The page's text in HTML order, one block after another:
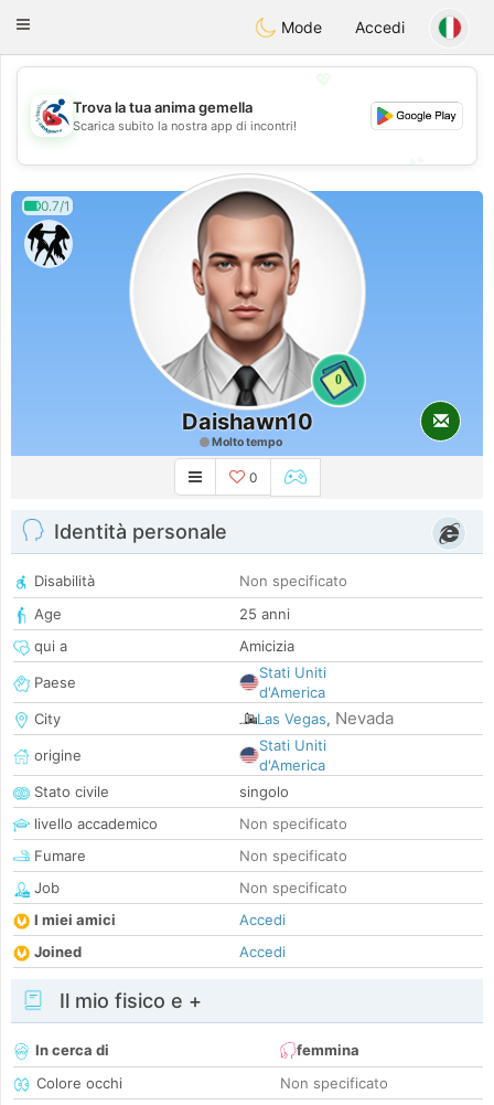
Handi Space
Toggle
Mode Accedi
💖
💕
Trova la tua anima gemella
Scarica subito la nostra app di incontri!
0.7/1
0
Daishawn10
Molto tempo
0
Identità personale
Disabilità
Non specificato
Age
25 anni
qui a
Amicizia
Paese
Stati Uniti
d'America
City
Las Vegas, Nevada
origine
Stati Uniti
d'America
Stato civile
singolo
livello accademico
Non specificato
Fumare
Non specificato
Job
Non specificato
I miei amici
Accedi
Joined
Accedi
Il mio fisico e +
In cerca di
femmina
Colore occhi
Non specificato